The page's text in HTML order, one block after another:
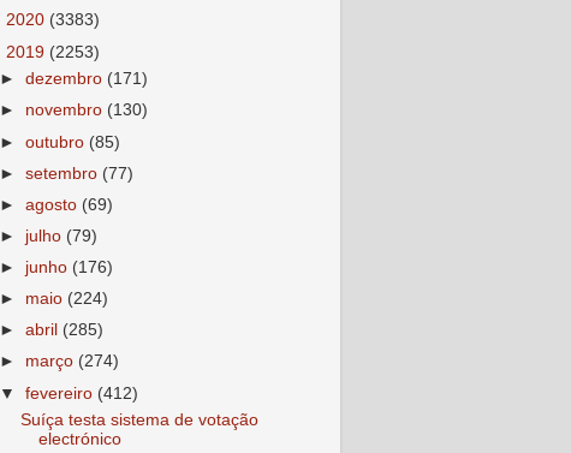
2020 (3383)
2019 (2253)
►dezembro (171)
► novembro (130)
►outubro (85)
►setembro (77)
►agosto (69)
► julho (79)
► junho (176)
► maio (224)
►abril (285)
► março (274)
▼fevereiro (412)
Suíça testa sistema de votação
electrónico